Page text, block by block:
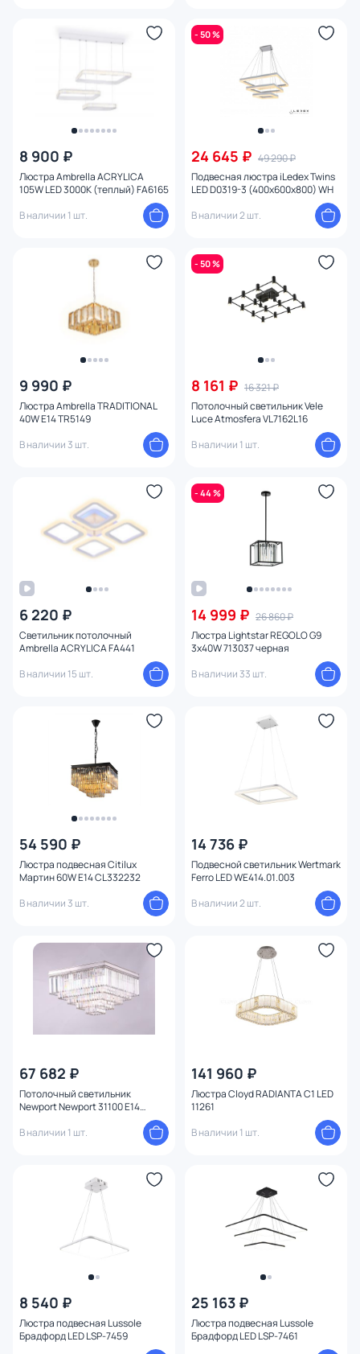
8 900 ₽
Люстра Ambrella ACRYLICA
105W LED 3000К (теплый) FA6165
В наличии 1 шт.
- 50 %
24 645 ₽ 49 290 ₽
Подвесная люстра iLedex Twins
LED D0319-3 (400x600x800) WH
В наличии 2 шт.
9 990 ₽
Люстра Ambrella TRADITIONAL
40W E14 TR5149
В наличии 3 шт.
- 50 %
8 161 ₽ 16 321 ₽
Потолочный светильник Vele
Luce Аtmosfera VL7162L16
В наличии 1 шт.
6 220 ₽
Светильник потолочный
Ambrella ACRYLICA FA441
В наличии 15 шт.
- 44 %
14 999 ₽ 26 860 ₽
Люстра Lightstar REGOLO G9
3х40W 713037 черная
В наличии 33 шт.
54 590 ₽
Люстра подвесная Citilux
Мартин 60W E14 CL332232
В наличии 3 шт.
14 736 ₽
Подвесной светильник Wertmark
Ferro LED WE414.01.003
В наличии 2 шт.
67 682 ₽
Потолочный светильник
Newport Newport 31100 E14
В наличии 1 шт.
141 960 ₽
Люстра Cloyd RADIANTA C1 LED
11261
В наличии 1 шт.
8 540 ₽
Люстра подвесная Lussole
Брадфорд LED LSP-7459
25 163 ₽
Люстра подвесная Lussole
Брадфорд LED LSP-7461